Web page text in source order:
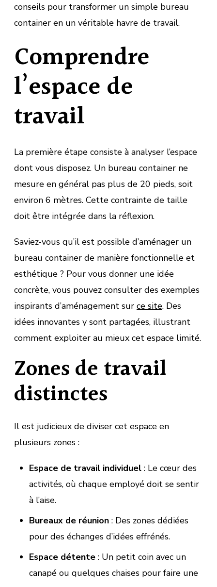
conseils pour transformer un simple bureau
container en un véritable havre de travail.
Comprendre
l’espace de
travail
La première étape consiste à analyser l’espace
dont vous disposez. Un bureau container ne
mesure en général pas plus de 20 pieds, soit
environ 6 mètres. Cette contrainte de taille
doit être intégrée dans la réflexion.
Saviez-vous qu’il est possible d’aménager un
bureau container de manière fonctionnelle et
esthétique ? Pour vous donner une idée
concrète, vous pouvez consulter des exemples
inspirants d’aménagement sur ce site. Des
idées innovantes y sont partagées, illustrant
comment exploiter au mieux cet espace limité.
Zones de travail
distinctes
Il est judicieux de diviser cet espace en
plusieurs zones :
Espace de travail individuel: Le cœur des
activités, où chaque employé doit se sentir
à l’aise.
Bureaux de réunion: Des zones dédiées
pour des échanges d’idées effrénés.
Espace détente: Un petit coin avec un
canapé ou quelques chaises pour faire une